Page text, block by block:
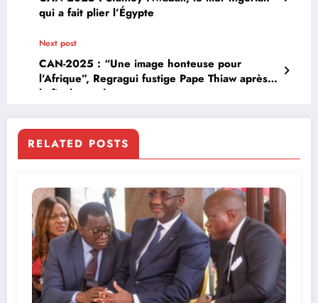
qui a fait plier l’Égypte
Next post
CAN-2025 : “Une image honteuse pour
l’Afrique”, Regragui fustige Pape Thiaw après
la finale perdue
RELATED POSTS